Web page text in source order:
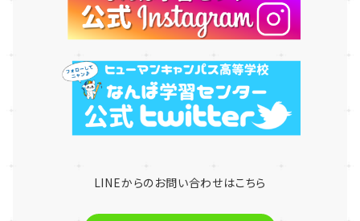
LINEからのお問い合わせはこちら